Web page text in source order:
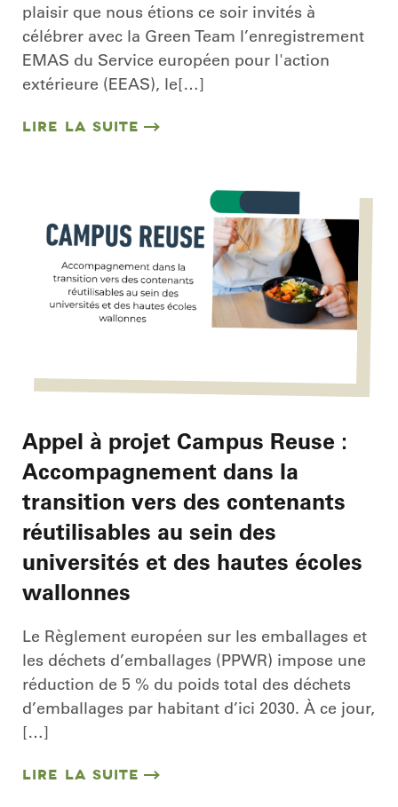
plaisir que nous étions ce soir invités à
célébrer avec la Green Team l’enregistrement
EMAS du Service européen pour l'action
extérieure (EEAS), le[…]
LIRE LA SUITE
Appel à projet Campus Reuse :
Accompagnement dans la
transition vers des contenants
réutilisables au sein des
universités et des hautes écoles
wallonnes
Le Règlement européen sur les emballages et
les déchets d’emballages (PPWR) impose une
réduction de 5 % du poids total des déchets
d’emballages par habitant d’ici 2030. À ce jour,
[…]
LIRE LA SUITE